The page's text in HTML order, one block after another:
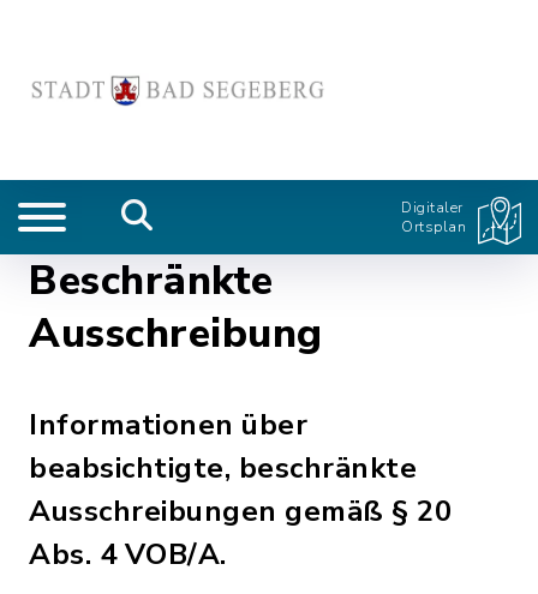
Digitaler
Ortsplan
Beschränkte
Ausschreibung
Informationen über
beabsichtigte, beschränkte
Ausschreibungen gemäß § 20
Abs. 4 VOB/A.